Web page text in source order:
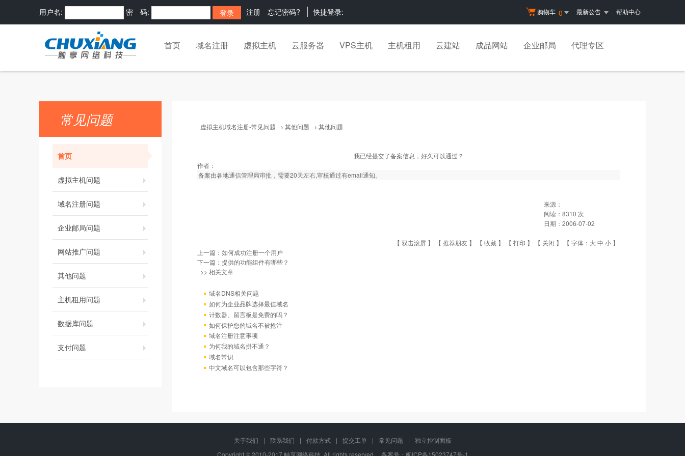
购物车 0 最新公告 帮助中心
用户名: 密 码: 注册 忘记密码? 快捷登录:
首页 域名注册 虚拟主机 云服务器 VPS主机 主机租用 云建站 成品网站 企业邮局 代理专区
常见问题
首页
虚拟主机问题
域名注册问题
企业邮局问题
网站推广问题
其他问题
主机租用问题
数据库问题
支付问题
虚拟主机域名注册-常见问题 → 其他问题 → 其他问题
我已经提交了备案信息，好久可以通过？
作者：
备案由各地通信管理局审批，需要20天左右,审核通过有email通知。
来源：
阅读： 8310 次
日期： 2006-07-02
【 双击滚屏 】 【 推荐朋友 】 【 收藏 】 【 打印 】 【 关闭 】 【 字体： 大中 小 】
上一篇： 如何成功注册一个用户
下一篇： 提供的功能组件有哪些？
>> 相关文章
域名DNS相关问题
如何为企业品牌选择最佳域名
计数器、留言板是免费的吗？
如何保护您的域名不被抢注
域名注册注意事项
为何我的域名拼不通？
域名常识
中文域名可以包含那些字符？
关于我们 | 联系我们 | 付款方式 | 提交工单 | 常见问题 |
独立控制面板
Copyright © 2010-2017 触享网络科技, All rights reserved. 备案号：闽ICP备15023747号-1